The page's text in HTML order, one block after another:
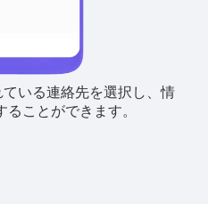
いる連絡先を選択し、情
ことができます。